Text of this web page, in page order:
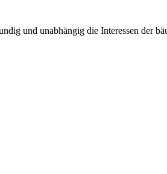
und unabhängig die Interessen der